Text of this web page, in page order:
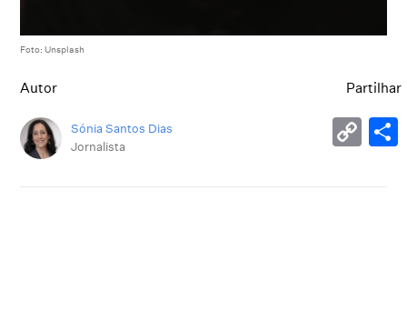
Foto: Unsplash
Autor
Sónia Santos Dias
Jornalista
Partilhar